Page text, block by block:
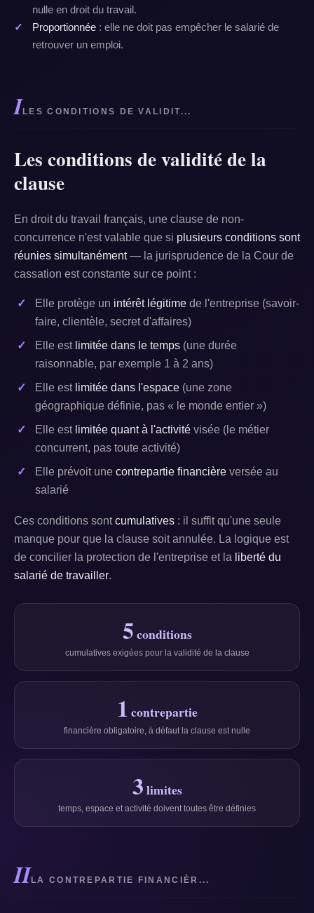
nulle en droit du travail.
Proportionnée : elle ne doit pas empêcher le salarié de
retrouver un emploi.
I LES CONDITIONS DE VALIDIT...
Les conditions de validité de la
clause
En droit du travail français, une clause de non-
concurrence n'est valable que si plusieurs conditions sont
réunies simultanément— la jurisprudence de la Cour de
cassation est constante sur ce point :
Elle protège un intérêt légitime de l'entreprise (savoir-
faire, clientèle, secret d'affaires)
Elle est limitée dans le temps (une durée
raisonnable, par exemple 1 à 2 ans)
Elle est limitée dans l'espace (une zone
géographique définie, pas « le monde entier »)
Elle est limitée quant à l'activité visée (le métier
concurrent, pas toute activité)
Elle prévoit une contrepartie financière versée au
salarié
Ces conditions sontcumulatives : il suffit qu'une seule
manque pour que la clause soit annulée. La logique est
de concilier la protection de l'entreprise et la liberté du
salarié de travailler.
5conditions
cumulatives exigées pour la validité de la clause
1 contrepartie
financière obligatoire, à défaut la clause est nulle
3limites
temps, espace et activité doivent toutes être définies
II LA CONTREPARTIE FINANCIÈR...